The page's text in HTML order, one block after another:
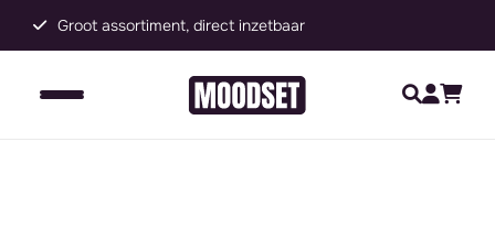
Groot assortiment, direct inzetbaar